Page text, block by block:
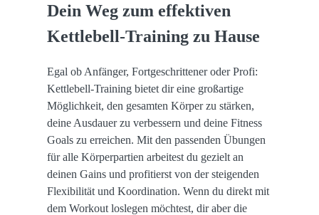
Dein Weg zum effektiven
Kettlebell-Training zu Hause
Egal ob Anfänger, Fortgeschrittener oder Profi:
Kettlebell-Training bietet dir eine großartige
Möglichkeit, den gesamten Körper zu stärken,
deine Ausdauer zu verbessern und deine Fitness
Goals zu erreichen. Mit den passenden Übungen
für alle Körperpartien arbeitest du gezielt an
deinen Gains und profitierst von der steigenden
Flexibilität und Koordination. Wenn du direkt mit
dem Workout loslegen möchtest, dir aber die